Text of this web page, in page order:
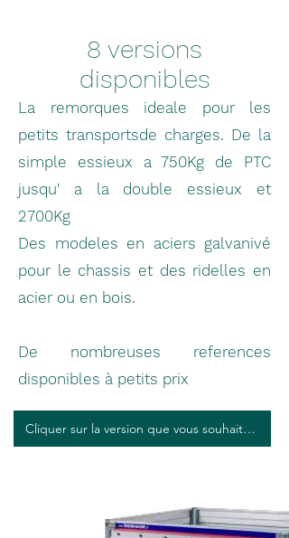
8 versions
disponibles
La remorques ideale pour les
petits transportsde charges. De la
simple essieux a 750Kg de PTC
jusqu' a la double essieux et
2700Kg
Des modeles en aciers galvanivé
pour le chassis et des ridelles en
acier ou en bois.
De nombreuses references
disponibles à petits prix
Cliquer sur la version que vous souhaitez